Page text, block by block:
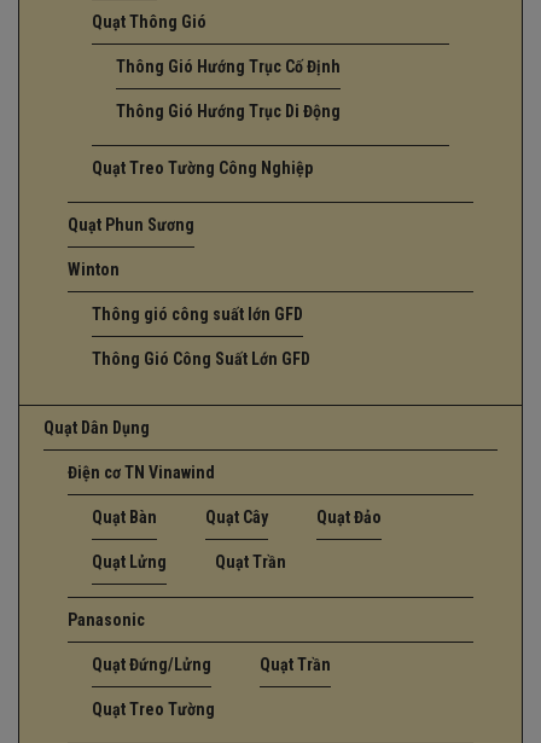
Quạt Thông Gió
Thông Gió Hướng Trục Cố Định
Thông Gió Hướng Trục Di Động
Quạt Treo Tường Công Nghiệp
Quạt Phun Sương
Winton
Thông gió công suất lớn GFD
Thông Gió Công Suất Lớn GFD
Quạt Dân Dụng
Điện cơ TN Vinawind
Quạt Bàn Quạt Cây Quạt Đảo
Quạt Lửng Quạt Trần
Panasonic
Quạt Đứng/Lửng Quạt Trần
Quạt Treo Tường